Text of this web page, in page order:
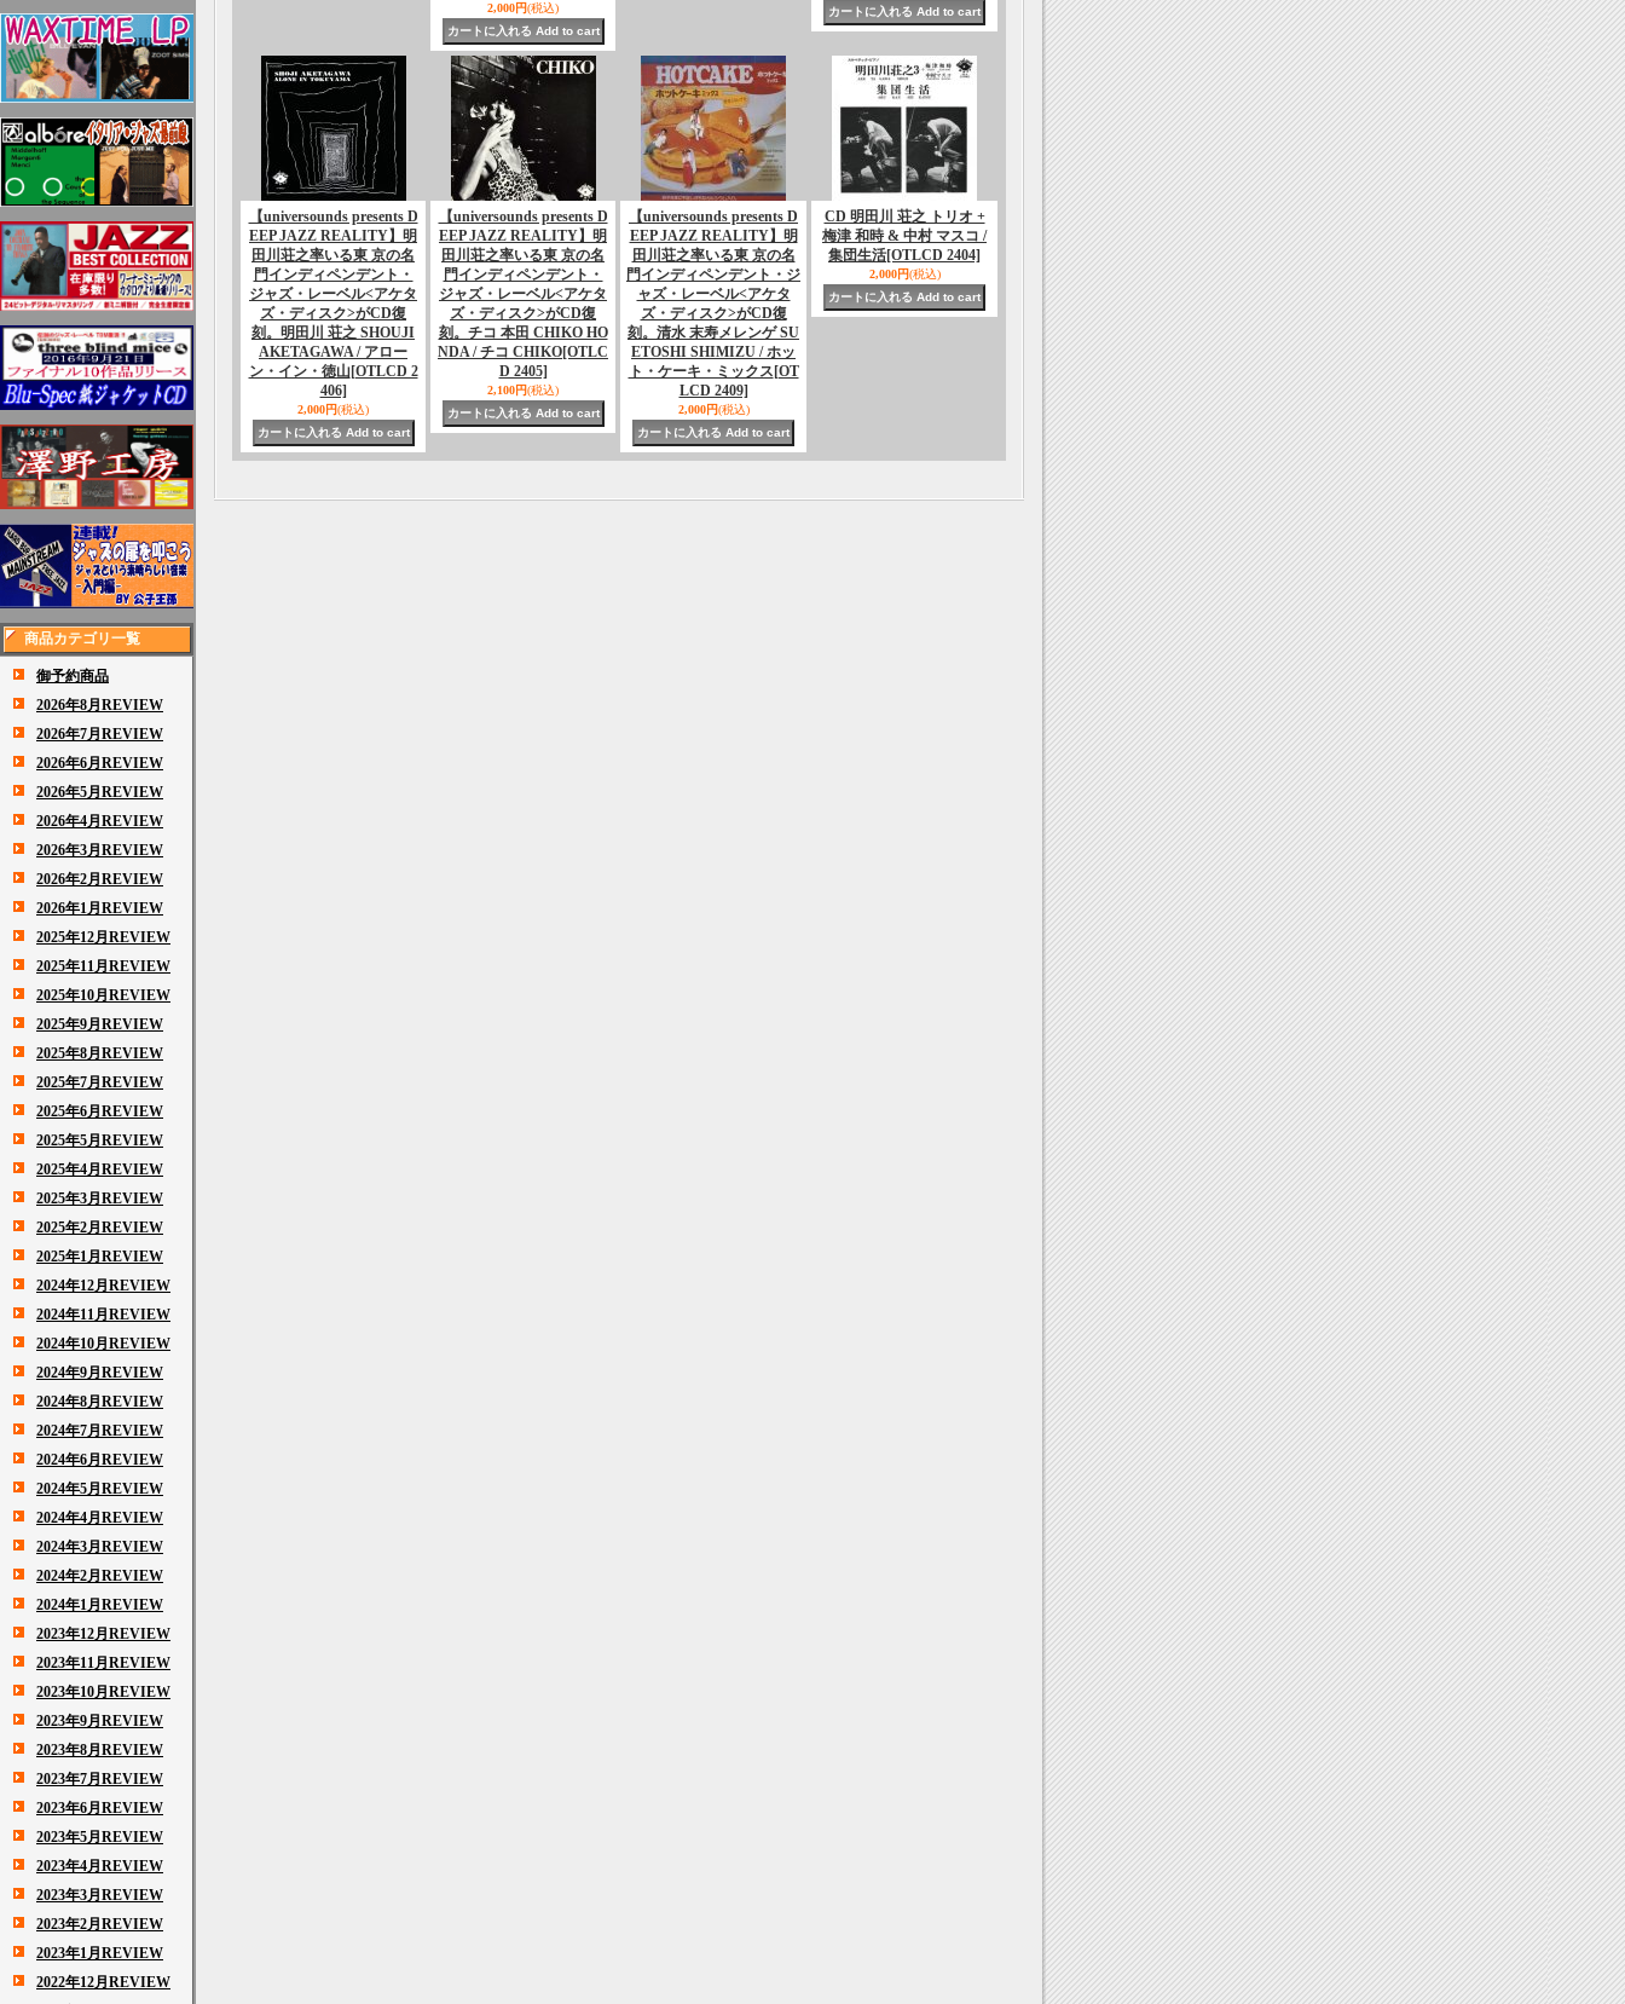
商品カテゴリ一覧
御予約商品
2026年8月REVIEW
2026年7月REVIEW
2026年6月REVIEW
2026年5月REVIEW
2026年4月REVIEW
2026年3月REVIEW
2026年2月REVIEW
2026年1月REVIEW
2025年12月REVIEW
2025年11月REVIEW
2025年10月REVIEW
2025年9月REVIEW
2025年8月REVIEW
2025年7月REVIEW
2025年6月REVIEW
2025年5月REVIEW
2025年4月REVIEW
2025年3月REVIEW
2025年2月REVIEW
2025年1月REVIEW
2024年12月REVIEW
2024年11月REVIEW
2024年10月REVIEW
2024年9月REVIEW
2024年8月REVIEW
2024年7月REVIEW
2024年6月REVIEW
2024年5月REVIEW
2024年4月REVIEW
2024年3月REVIEW
2024年2月REVIEW
2024年1月REVIEW
2023年12月REVIEW
2023年11月REVIEW
2023年10月REVIEW
2023年9月REVIEW
2023年8月REVIEW
2023年7月REVIEW
2023年6月REVIEW
2023年5月REVIEW
2023年4月REVIEW
2023年3月REVIEW
2023年2月REVIEW
2023年1月REVIEW
2022年12月REVIEW
2,000円(税込)
【universounds presents D
EEP JAZZ REALITY】明
田川荘之率いる東 京の名
門インディペンデント・
ジャズ・レーベル<アケタ
ズ・ディスク>がCD復
刻。明田川 荘之 SHOUJI
AKETAGAWA / アロー
ン・イン・徳山[OTLCD 2
406]
2,000円(税込)
【universounds presents D
EEP JAZZ REALITY】明
田川荘之率いる東 京の名
門インディペンデント・
ジャズ・レーベル<アケタ
ズ・ディスク>がCD復
刻。チコ 本田 CHIKO HO
NDA / チコ CHIKO[OTLC
D 2405]
2,100円(税込)
【universounds presents D
EEP JAZZ REALITY】明
田川荘之率いる東 京の名
門インディペンデント・ジ
ャズ・レーベル<アケタ
ズ・ディスク>がCD復
刻。清水 末寿メレンゲ SU
ETOSHI SHIMIZU / ホッ
ト・ケーキ・ミックス [OT
LCD 2409]
2,000円(税込)
CD 明田川 荘之 トリオ +
梅津 和時 & 中村 マスコ /
集団生活[OTLCD 2404]
2,000円(税込)